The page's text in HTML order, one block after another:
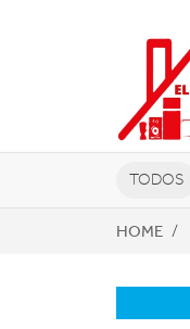
TODOS
HOME